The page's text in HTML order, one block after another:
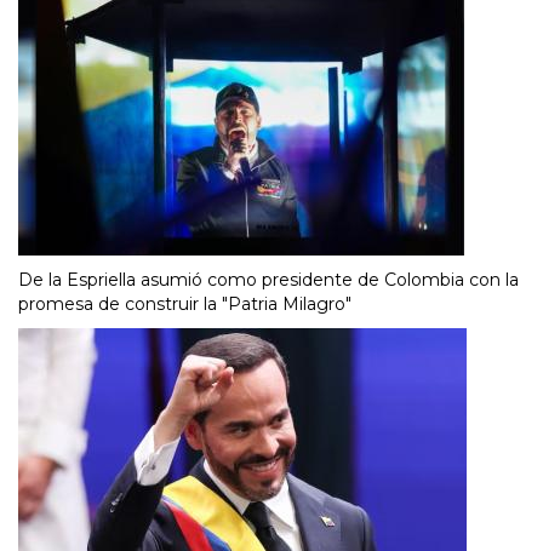
De la Espriella asumió como presidente de Colombia con la
promesa de construir la "Patria Milagro"